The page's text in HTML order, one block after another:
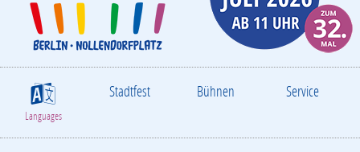
S
Languages
Stadtfest Bühnen Service